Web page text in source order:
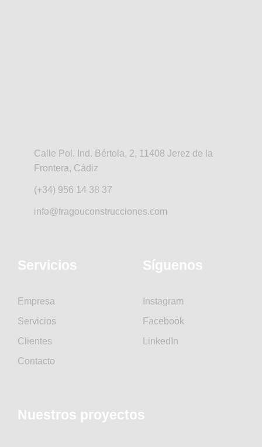
Calle Pol. Ind. Bértola, 2, 11408 Jerez de la
Frontera, Cádiz
(+34) 956 14 38 37
info@fragouconstrucciones.com
Servicios
Empresa
Servicios
Clientes
Contacto
Síguenos
Instagram
Facebook
LinkedIn
Nuestros proyectos